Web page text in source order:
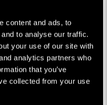
content and ads, to
to analyse our traffic.
your use of our site with
analytics partners who
that you’ve
collected from your use